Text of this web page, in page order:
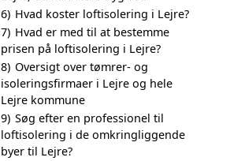
6) Hvad koster loftisolering i Lejre?
7) Hvad er med til at bestemme
prisen på loftisolering i Lejre?
8) Oversigt over tømrer- og
isoleringsfirmaer i Lejre og hele
Lejre kommune
9) Søg efter en professionel til
loftisolering i de omkringliggende
byer til Lejre?